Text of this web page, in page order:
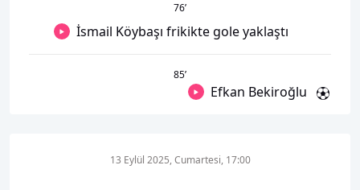
76’
İsmail Köybaşı frikikte gole yaklaştı
85’
Efkan Bekiroğlu
13 Eylül 2025, Cumartesi, 17:00